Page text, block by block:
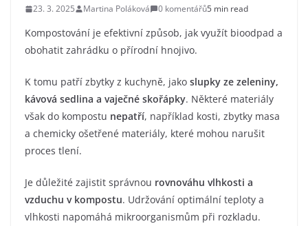
23. 3. 2025 Martina Poláková 0 komentářů5 min read
Kompostování je efektivní způsob, jak využít bioodpad a
obohatit zahrádku o přírodní hnojivo.
K tomu patří zbytky z kuchyně, jako slupky ze zeleniny,
kávová sedlina a vaječné skořápky. Některé materiály
však do kompostu nepatří, například kosti, zbytky masa
a chemicky ošetřené materiály, které mohou narušit
proces tlení.
Je důležité zajistit správnou rovnováhu vlhkosti a
vzduchu v kompostu. Udržování optimální teploty a
vlhkosti napomáhá mikroorganismům při rozkladu.